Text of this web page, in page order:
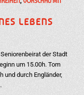
LEBENS
der Stadt
um 15.00h. Tom
und durch Engländer,